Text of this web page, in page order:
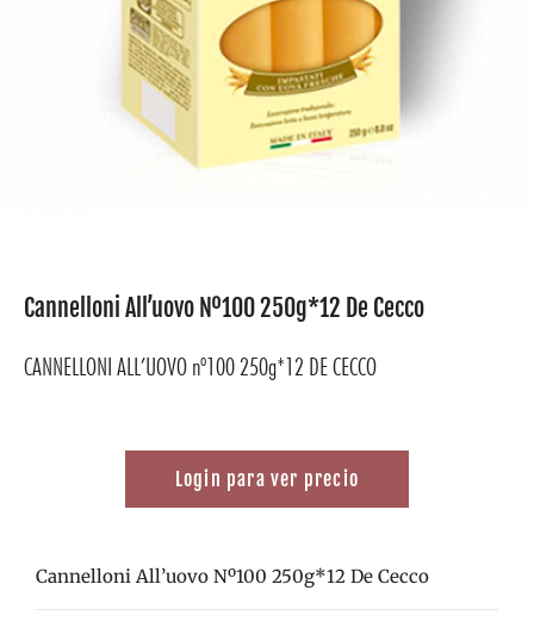
Cannelloni All’uovo Nº100 250g*12 De Cecco
CANNELLONI ALL’UOVO nº100 250g*12 DE CECCO
Login para ver precio
Cannelloni All’uovo Nº100 250g*12 De Cecco